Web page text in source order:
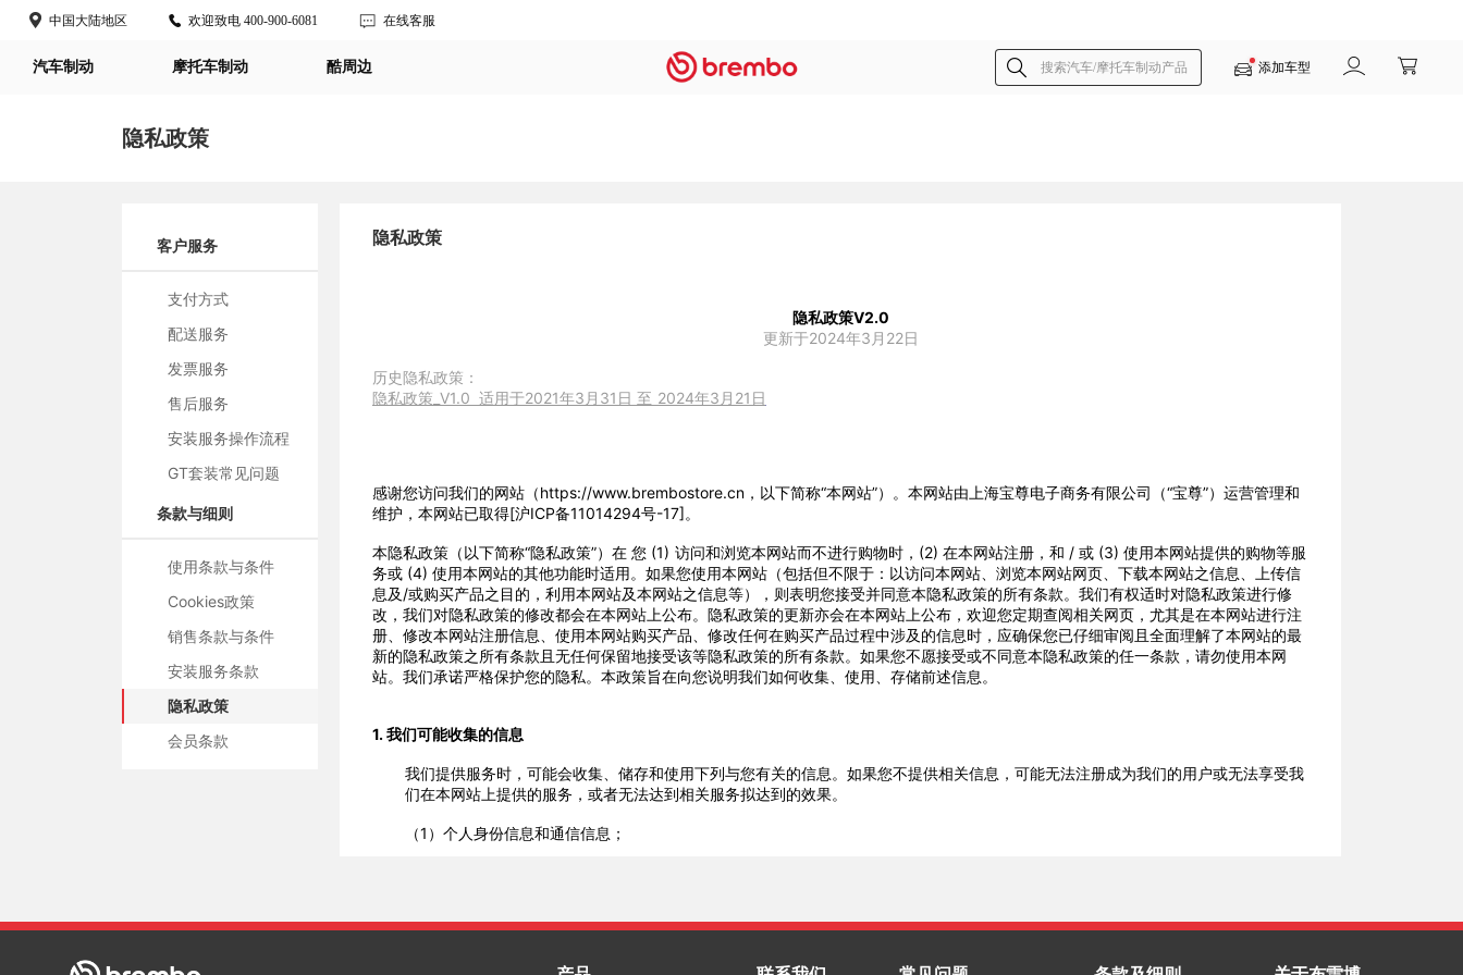
中国大陆地区 欢迎致电400-900-6081 在线客服
汽车制动 摩托车制动 酷周边 搜索汽车/摩托车制动产品 添加车型
隐私政策
客户服务
支付方式
配送服务
发票服务
售后服务
安装服务操作流程
GT套装常见问题
条款与细则
使用条款与条件
Cookies政策
销售条款与条件
安装服务条款
隐私政策
会员条款
隐私政策
隐私政策V2.0
更新于2024年3月22日
历史隐私政策：
隐私政策_V1.0 适用于2021年3月31日 至 2024年3月21日
感谢您访问我们的网站（https://www.brembostore.cn ，以下简称“本网站”）。本网站由上海宝尊电子商务有限公司（“宝尊”）运营管理和
维护，本网站已取得[沪ICP备11014294号-17]。
本隐私政策（以下简称“隐私政策”）在 您 (1) 访问和浏览本网站而不进行购物时， (2) 在本网站注册，和 / 或 (3)使用本网站提供的购物等服
务或 (4)使用本网站的其他功能时适用。如果您使用本网站（包括但不限于：以访问本网站、浏览本网站网页、下载本网站之信息、上传信
息及/或购买产品之目的，利用本网站及本网站之信息等），则表明您接受并同意本隐私政策的所有条款。我们有权适时对隐私政策进行修
改，我们对隐私政策的修改都会在本网站上公布。隐私政策的更新亦会在本网站上公布，欢迎您定期查阅相关网页，尤其是在本网站进行注
册、修改本网站注册信息、使用本网站购买产品、修改任何在购买产品过程中涉及的信息时，应确保您已仔细审阅且全面理解了本网站的最
新的隐私政策之所有条款且无任何保留地接受该等隐私政策的所有条款。如果您不愿接受或不同意本隐私政策的任一条款，请勿使用本网
站。我们承诺严格保护您的隐私。本政策旨在向您说明我们如何收集、使用、存储前述信息。
1. 我们可能收集的信息
我们提供服务时，可能会收集、储存和使用下列与您有关的信息。如果您不提供相关信息，可能无法注册成为我们的用户或无法享受我
们在本网站上提供的服务，或者无法达到相关服务拟达到的效果。
（1）个人身份信息和通信信息；